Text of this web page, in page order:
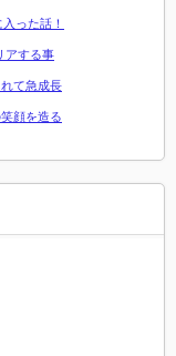
った話！
アする事
て急成長
顔を造る